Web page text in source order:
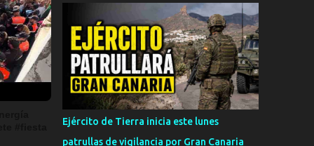
Emergencias y Seguridad (CECOES) 112
movilizó de inmediato un dispositivo de
máxima urgencia que incluyó el helicóptero
medicalizado del Servicio de Urgencias
Canario (SUC) junto a...
de viento de hasta 80 km/h en vertientes SE
y Oeste. Tenerife: Aviso naranja con
máximas de 37 ºC en el este, sur y oeste
(medianías y costas). Avisos amarillos de 34
ºC a 35 ºC en el área metropolitana y norte.
Lanzarote, Fuerteventura, La Palma, La
Gomera y El Hierro: Avisos amarillos
generalizados por máximas de 35 ºC (con
Ejército de Tierra inicia este lunes
patrullas de vigilancia por Gran Canaria